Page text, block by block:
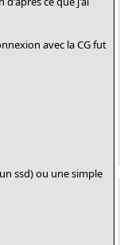
avec la CG fut
ssd) ou une simple